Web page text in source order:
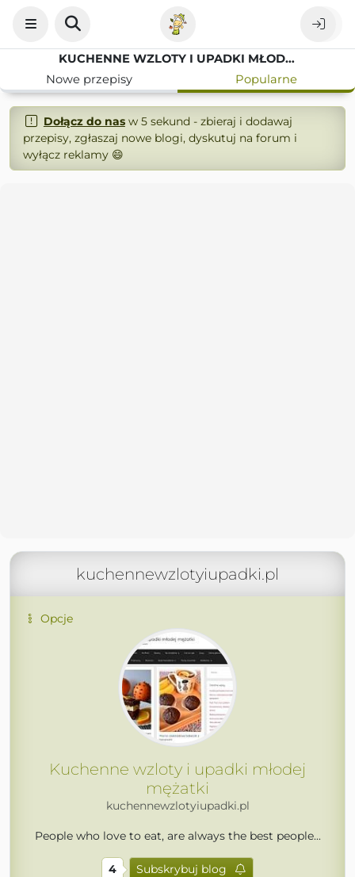
KUCHENNE WZLOTY I UPADKI MŁODEJ MĘŻATKI
Nowe przepisy
Popularne
Dołącz do nasw 5 sekund - zbieraj i dodawaj
przepisy, zgłaszaj nowe blogi, dyskutuj na forum i
wyłącz reklamy 😄
kuchennewzlotyiupadki.pl
Opcje
Kuchenne wzloty i upadki młodej
mężatki
kuchennewzlotyiupadki.pl
People who love to eat, are always the best people...
4 Subskrybuj blog